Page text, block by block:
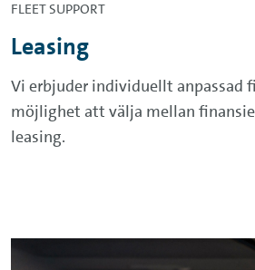
FLEET SUPPORT
Leasing
Vi erbjuder individuellt anpassad
möjlighet att välja mellan
leasing.